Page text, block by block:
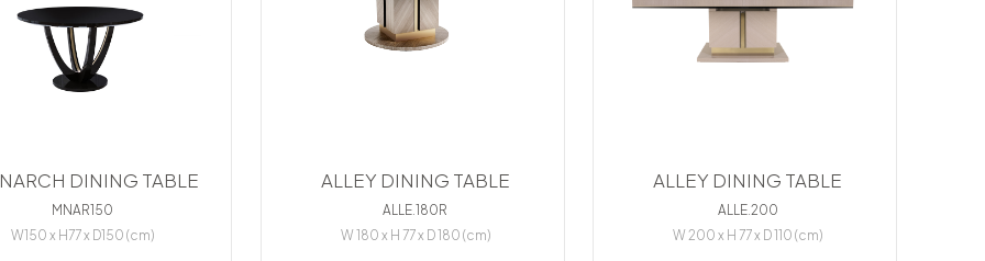
DINING TABLE
MNAR150
W150 x H77 x D150 (cm)
ALLEY DINING TABLE
ALLE.180R
W 180 x H 77 x D 180 (cm)
ALLEY DINING TABLE
ALLE.200
W 200 x H 77 x D 110 (cm)